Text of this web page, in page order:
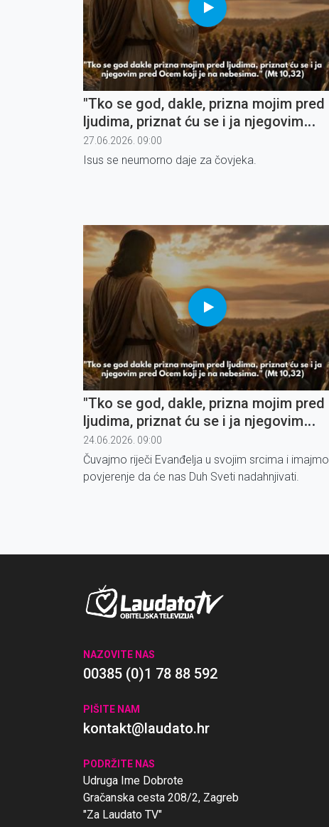
"Tko se god, dakle, prizna mojim pred
ljudima, priznat ću se i ja njegovim
pred Ocem koji je na nebesima" (6)
27.06.2026. 09:00
Isus se neumorno daje za čovjeka.
"Tko se god, dakle, prizna mojim pred
ljudima, priznat ću se i ja njegovim
pred Ocem koji je na nebesima" (3)
24.06.2026. 09:00
Čuvajmo riječi Evanđelja u svojim srcima i imajmo
povjerenje da će nas Duh Sveti nadahnjivati.
NAZOVITE NAS
00385 (0)1 78 88 592
PIŠITE NAM
kontakt@laudato.hr
PODRŽITE NAS
Udruga Ime Dobrote
Gračanska cesta 208/2, Zagreb
"Za Laudato TV"